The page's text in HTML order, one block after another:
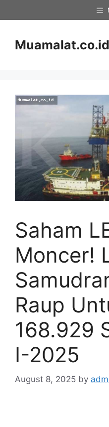
to
Muamalat.co.id
Saham
Moncer!
Raup
168.929
I-2025
August 8, 2025 by